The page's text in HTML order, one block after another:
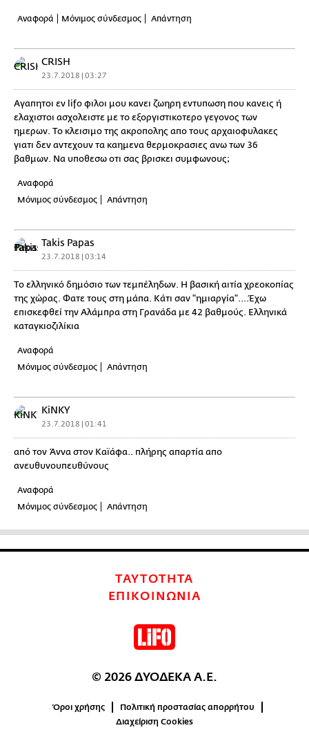
Αναφορά Μόνιμος σύνδεσμος Απάντηση
CRISH
23.7.2018 | 03:27
Αγαπητοι εν lifo φιλοι μου κανει ζωηρη εντυπωση που κανεις ή
ελαχιστοι ασχολειστε με το εξοργιστικοτερο γεγονος των
ημερων. Το κλεισιμο της ακροπολης απο τους αρχαιοφυλακες
γιατι δεν αντεχουν τα καημενα θερμοκρασιες ανω των 36
βαθμων. Να υποθεσω οτι σας βρισκει συμφωνους;
Αναφορά
Μόνιμος σύνδεσμος
Απάντηση
Takis Papas
23.7.2018 | 03:14
Το ελληνικό δημόσιο των τεμπέληδων. Η βασική αιτία χρεοκοπίας
της χώρας. Φατε τους στη μάπα. Κάτι σαν "ημιαργία"....Έχω
επισκεφθεί την Αλάμπρα στη Γρανάδα με 42 βαθμούς. Ελληνικά
καταγκιοζιλίκια
Αναφορά
Μόνιμος σύνδεσμος
Απάντηση
KiNKY
23.7.2018 | 01:41
από τον Άννα στον Καϊάφα.. πλήρης απαρτία απο
ανευθυνουπευθύνους
Αναφορά
Μόνιμος σύνδεσμος
Απάντηση
ΤΑΥΤΟΤΗΤΑ
ΕΠΙΚΟΙΝΩΝΙΑ
© 2026 ΔΥΟΔΕΚΑ Α.Ε.
Όροι χρήσης
Πολιτική προστασίας απορρήτου
Διαχείριση Cookies